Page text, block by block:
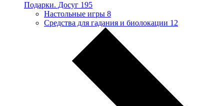
Подарки. Досуг 195
Настольные игры 8
Средства для гадания и биолокации 12